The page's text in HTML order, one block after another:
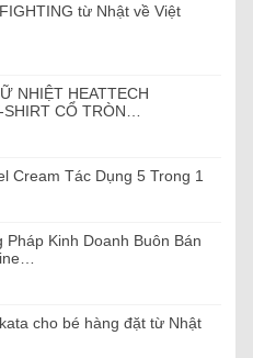
từ Nhật về Việt
NHIỆT HEATTECH
CỔ TRÒN…
Cream Tác Dụng 5 Trong 1
Pháp Kinh Doanh Buôn Bán
cho bé hàng đặt từ Nhật